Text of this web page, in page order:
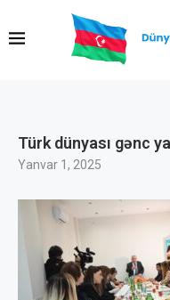
Türk dünyası gənc
Yanvar 1, 2025